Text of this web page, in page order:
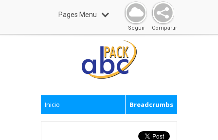
Pages Menu
Compartir
Seguir
Inicio Breadcrumbs